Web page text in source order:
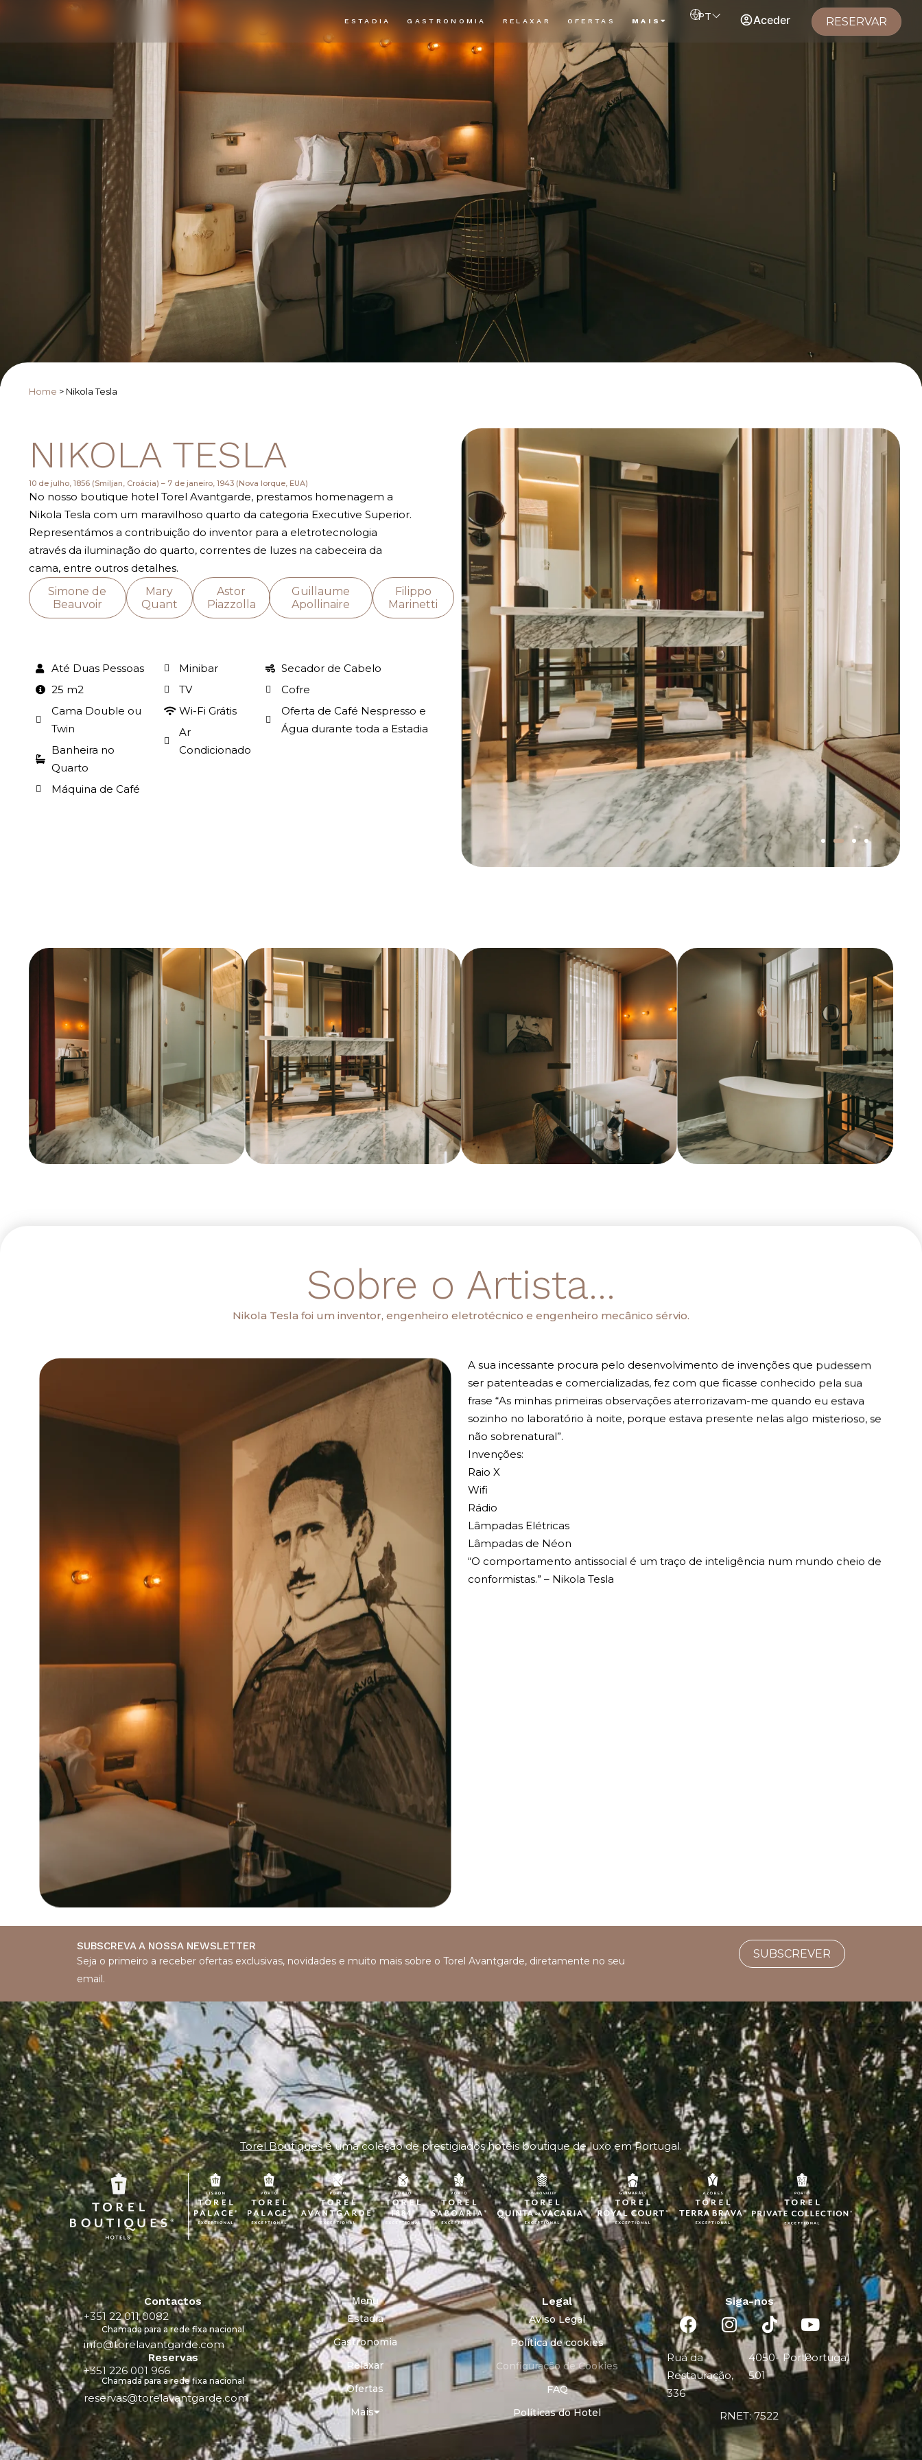
ESTADIA GASTRONOMIA RELAXAR OFERTAS MAIS PT Aceder RESERVAR
Home > Nikola Tesla
NIKOLA TESLA
10 de julho, 1856 (Smiljan, Croácia) – 7 de janeiro, 1943 (Nova Iorque, EUA)
No nosso boutique hotel Torel Avantgarde, prestamos homenagem a
Nikola Tesla com um maravilhoso quarto da categoria Executive Superior.
Representámos a contribuição do inventor para a eletrotecnologia
através da iluminação do quarto, correntes de luzes na cabeceira da
cama, entre outros detalhes.
Simone de
Beauvoir
Mary
Quant
Astor
Piazzolla
Guillaume
Apollinaire
Filippo
Marinetti
Até Duas Pessoas
25 m2
Cama Double ou
Twin
Banheira no
Quarto
Máquina de Café
Minibar
TV
Wi-Fi Grátis
Ar
Condicionado
Secador de Cabelo
Cofre
Oferta de Café Nespresso e
Água durante toda a Estadia
Sobre o Artista...
Nikola Tesla foi um inventor, engenheiro eletrotécnico e engenheiro mecânico sérvio.
A sua incessante procura pelo desenvolvimento de invenções que pudessem
ser patenteadas e comercializadas, fez com que ficasse conhecido pela sua
frase “As minhas primeiras observações aterrorizavam-me quando eu estava
sozinho no laboratório à noite, porque estava presente nelas algo misterioso, se
não sobrenatural”.
Invenções:
Raio X
Wifi
Rádio
Lâmpadas Elétricas
Lâmpadas de Néon
“O comportamento antissocial é um traço de inteligência num mundo cheio de
conformistas.” – Nikola Tesla
SUBSCREVA A NOSSA NEWSLETTER
Seja o primeiro a receber ofertas exclusivas, novidades e muito mais sobre o Torel Avantgarde, diretamente no seu
email.
SUBSCREVER
Torel Boutiquesé uma coleção de prestigiados hotéis boutique de luxo em Portugal.
Contactos
+351 22 011 0082
Chamada para a rede fixa nacional
info@torelavantgarde.com
Reservas
+351 226 001 966
Chamada para a rede fixa nacional
reservas@torelavantgarde.com
Menu
Estadia
Gastronomia
Relaxar
Ofertas
Mais
Legal
Aviso Legal
Política de cookies
Configuração de Cookies
FAQ
Políticas do Hotel
Siga-nos
Rua da
Restauração,
336
4050-
501
PortoPortugal
RNET: 7522